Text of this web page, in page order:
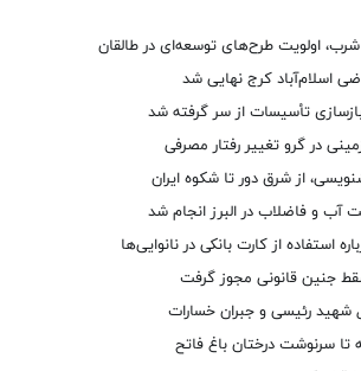
اولویت طرح‌های توسعه‌ای در طالقان
اسلام‌آباد کرج نهایی شد
تأسیسات از سر گرفته شد
در گرو تغییر رفتار مصرفی
از شرق دور تا شکوه ایران
استفاده از کارت بانکی در نانوایی‌ها
شهید رئیسی و جبران خسارات
تا سرنوشت درختان باغ فاتح